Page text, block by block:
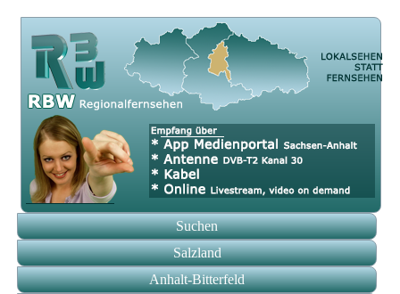
Suchen
Salzland
Anhalt-Bitterfeld